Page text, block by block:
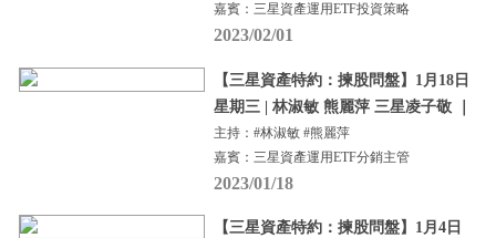
嘉賓：三星資產運用ETF投資策略
2023/02/01
【三星資產特約：揀股問盤】1月18日
星期三 | 林淑敏 熊麗萍 三星凌子敬 ｜
主持：#林淑敏 #熊麗萍
嘉賓：三星資產運用ETF分銷主管
2023/01/18
【三星資產特約：揀股問盤】1月4日